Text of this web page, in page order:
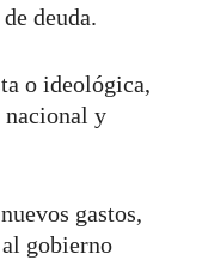
deuda.
o ideológica,
nacional y
gastos,
gobierno